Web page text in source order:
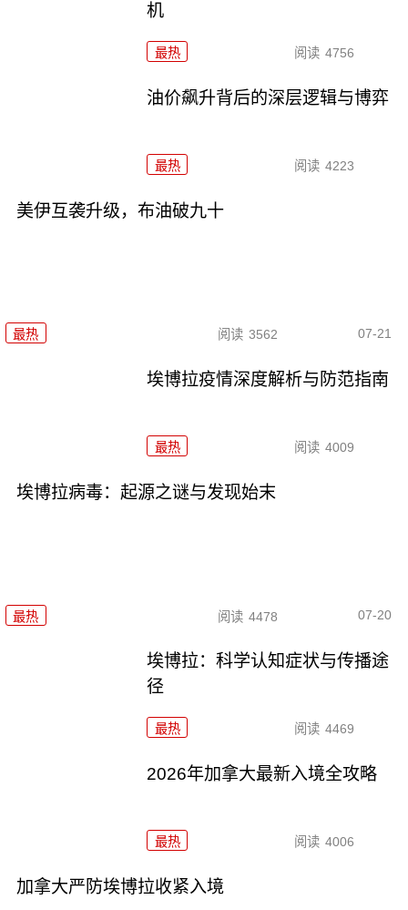
机
最热 阅读 4756
油价飙升背后的深层逻辑与博弈
最热 阅读 4223
美伊互袭升级，布油破九十
最热 阅读 3562 07-21
埃博拉疫情深度解析与防范指南
最热 阅读 4009
埃博拉病毒：起源之谜与发现始末
最热 阅读 4478 07-20
埃博拉：科学认知症状与传播途
径
最热 阅读 4469
2026年加拿大最新入境全攻略
最热 阅读 4006
加拿大严防埃博拉收紧入境